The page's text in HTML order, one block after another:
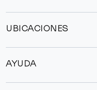
UBICACIONES
AYUDA